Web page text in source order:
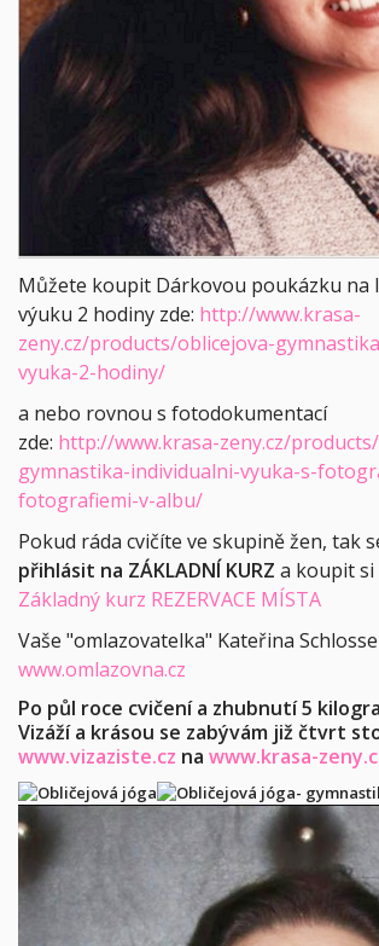
Můžete koupit Dárkovou poukázku na
výuku 2 hodiny zde: http://www.krasa-
zeny.cz/products/oblicejova-
vyuka-2-hodiny/
a nebo rovnou s fotodokumentací
zde: http://www.krasa-zeny.cz/
gymnastika-individualni-vyuka-s-
fotografiemi-v-albu/
Pokud ráda cvičíte ve skupině žen, tak
přihlásit na ZÁKLADNÍ KURZ a koupit si
Základný kurz REZERVACE MÍSTA
Vaše "omlazovatelka" Kateřina
www.omlazovna.cz
Po půl roce cvičení a zhubnutí 5
Vizáží a krásou se zabývám již čtvrt
www.vizaziste.cz na www.krasa-